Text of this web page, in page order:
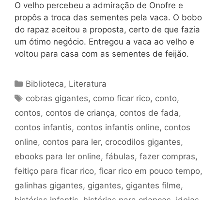
O velho percebeu a admiração de Onofre e
propôs a troca das sementes pela vaca. O bobo
do rapaz aceitou a proposta, certo de que fazia
um ótimo negócio. Entregou a vaca ao velho e
voltou para casa com as sementes de feijão.
Categorias
Biblioteca, Literatura
Tags
cobras gigantes, como ficar rico, conto,
contos, contos de criança, contos de fada,
contos infantis, contos infantis online, contos
online, contos para ler, crocodilos gigantes,
ebooks para ler online, fábulas, fazer compras,
feitiço para ficar rico, ficar rico em pouco tempo,
galinhas gigantes, gigantes, gigantes filme,